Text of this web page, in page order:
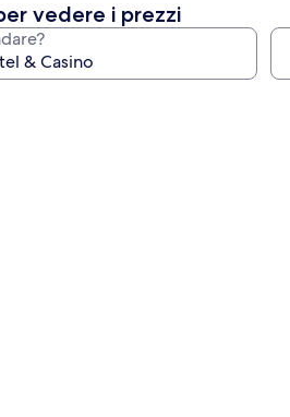
vedere i prezzi